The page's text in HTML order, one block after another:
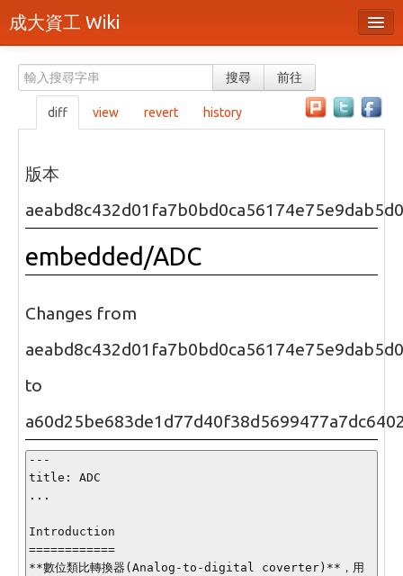
成大資工 Wiki
分類
隨機頁面
最近活動
上傳檔案
頁面原始檔
可列印版本
刪除本頁
登入 / 註冊帳號
搜尋 前往
diff view revert history
版本
embedded/ADC
Changes from
to
---
title: ADC
...
Introduction
============
**數位類比轉換器(Analog-to-digital coverter)**，用